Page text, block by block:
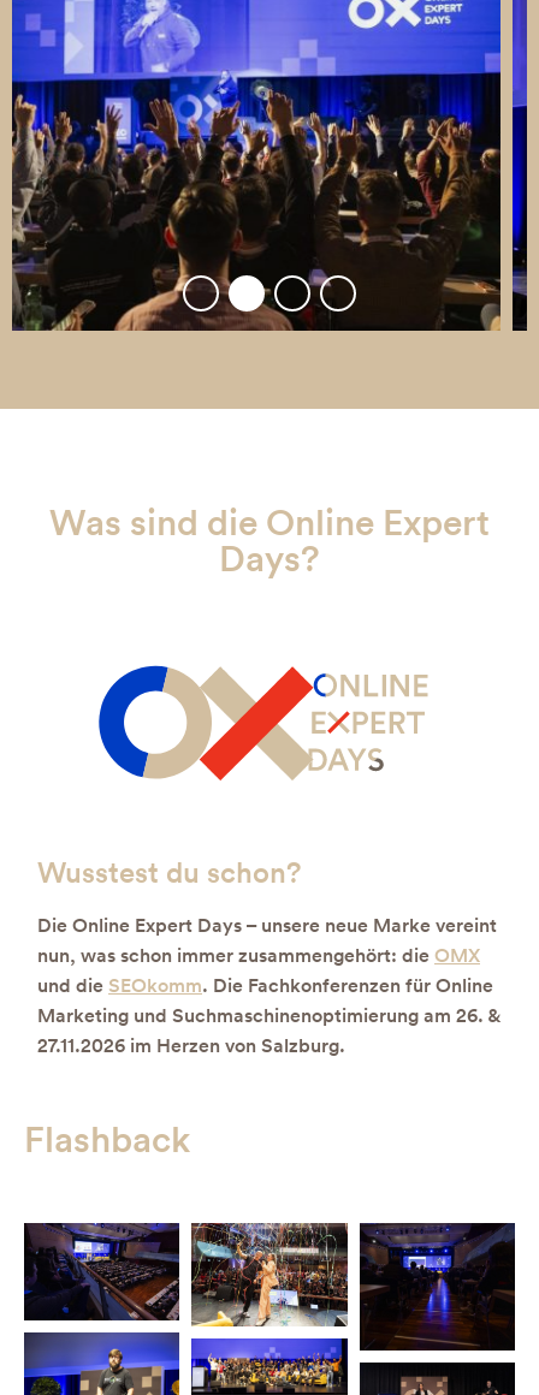
Was sind die Online Expert
Days?
Wusstest du schon?
Die Online Expert Days – unsere neue Marke vereint
nun, was schon immer zusammengehört: dieOMX
und die SEOkomm. Die Fachkonferenzen für Online
Marketing und Suchmaschinenoptimierung am 26. &
27.11.2026 im Herzen von Salzburg.
Flashback